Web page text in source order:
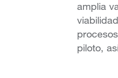
amplia
piloto,